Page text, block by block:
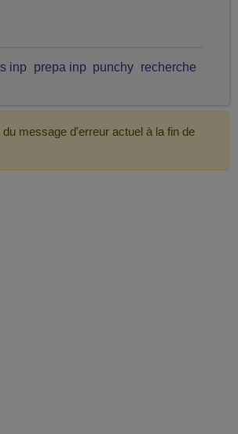
inp prepa inp punchy recherche
message d'erreur actuel à la fin de